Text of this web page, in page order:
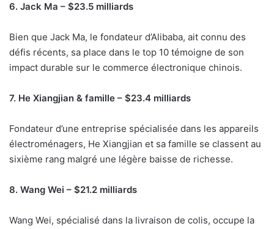
6. Jack Ma – $23.5 milliards
Bien que Jack Ma, le fondateur d’Alibaba, ait connu des
défis récents, sa place dans le top 10 témoigne de son
impact durable sur le commerce électronique chinois.
7. He Xiangjian & famille – $23.4 milliards
Fondateur d’une entreprise spécialisée dans les appareils
électroménagers, He Xiangjian et sa famille se classent au
sixième rang malgré une légère baisse de richesse.
8. Wang Wei – $21.2 milliards
Wang Wei, spécialisé dans la livraison de colis, occupe la